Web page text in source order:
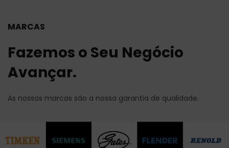
MARCAS
Fazemos o Seu Negócio
Avançar.
As nossas marcas são a nossa garantia de qualidade.